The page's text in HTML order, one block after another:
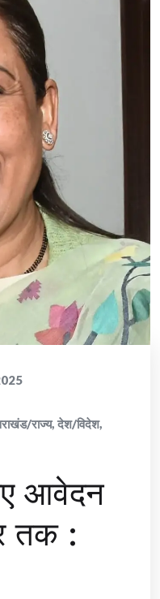
राज्य, देश/विदेश,
आवेदन
तक :